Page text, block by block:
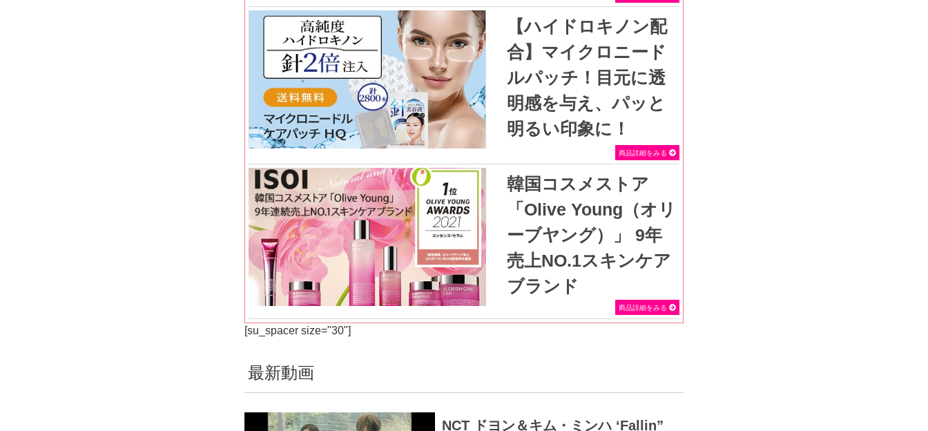
【ハイドロキノン配
合】マイクロニード
ルパッチ！目元に透
明感を与え、パッと
明るい印象に！
SEVEN BEAUTY
商品詳細をみる
韓国コスメストア
「Olive Young（オリ
ーブヤング）」 9年
売上NO.1スキンケア
ブランド
商品詳細をみる
[su_spacer size="30"]
最新動画
NCT ドヨン＆キム・ミンハ ‘Fallin”